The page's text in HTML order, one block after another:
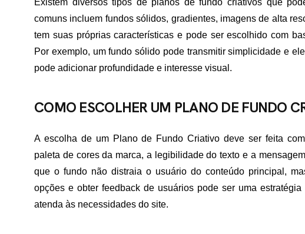
Existem diversos tipos de planos de fundo criativos que
comuns incluem fundos sólidos, gradientes, imagens de alta
tem suas próprias características e pode ser escolhido com
Por exemplo, um fundo sólido pode transmitir simplicidade e
pode adicionar profundidade e interesse visual.
COMO ESCOLHER UM PLANO DE FUNDO
A escolha de um Plano de Fundo Criativo deve ser feita
paleta de cores da marca, a legibilidade do texto e a
que o fundo não distraia o usuário do conteúdo principal,
opções e obter feedback de usuários pode ser uma
atenda às necessidades do site.